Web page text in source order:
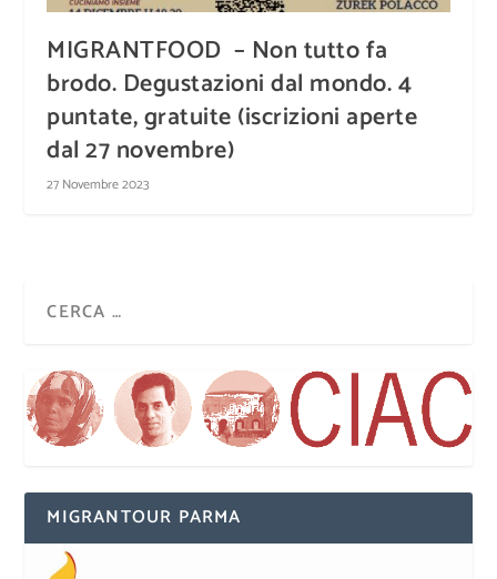
MIGRANTFOOD – Non tutto fa
brodo. Degustazioni dal mondo. 4
puntate, gratuite (iscrizioni aperte
dal 27 novembre)
27 Novembre 2023
MIGRANTOUR PARMA